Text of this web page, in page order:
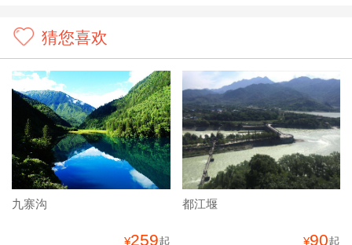
猜您喜欢
九寨沟
¥259起
都江堰
¥90起